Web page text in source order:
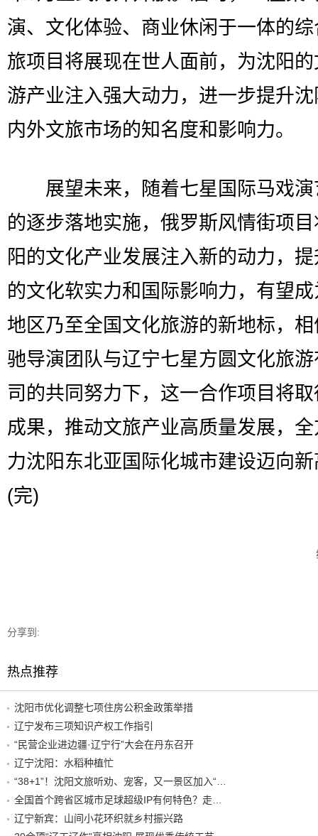
演、文化体验、商业休闲于一体的
旅项目将展现在世人面前，为沈阳
游产业注入强大动力，进一步提升
内外文旅市场的知名度和影响力。
展望未来，随着七星国际马戏演
的逐步落地实施，俄罗斯风情街项
阳的文化产业发展注入新的动力，
的文化软实力和国际影响力，有望
地区乃至全国文化旅游的新地标，
驰导演团队与辽宁七星方圆文化旅
司的共同努力下，这一合作项目将
成果，推动文旅产业高质量发展，
力沈阳东北亚国际化城市建设迈向
(完)
分享到:
热点推荐
沈阳市优化调整七项住房公积金政策举措
辽宁发布三项知识产权工作指引
“民营企业进边疆·辽宁行”大会在丹东召开
辽宁沈阳：水稻种植忙
辽宁新宾：山间小花环织就乡村振兴路